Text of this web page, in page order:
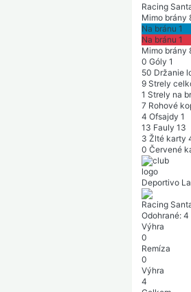
Racing
Mimo brány
Na bránu 1
Na bránu 1
Mimo brány
0 Góly 1
50 Držanie
9 Strely
1 Strely na
7 Rohové
4 Ofsajdy 1
13 Fauly 13
3 Žlté karty
0 Červené
Deportivo
Racing
Odohrané: 4
Výhra
0
Remíza
0
Výhra
4